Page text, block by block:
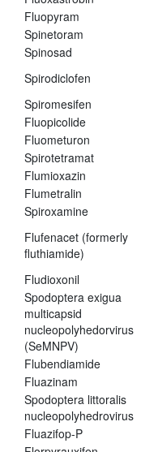
Fluopyram
Spinetoram
Spinosad
Spirodiclofen
Spiromesifen
Fluopicolide
Fluometuron
Spirotetramat
Flumioxazin
Flumetralin
Spiroxamine
Flufenacet (formerly
fluthiamide)
Fludioxonil
Spodoptera exigua
multicapsid
nucleopolyhedorvirus
(SeMNPV)
Flubendiamide
Fluazinam
Spodoptera littoralis
nucleopolyhedrovirus
Fluazifop-P